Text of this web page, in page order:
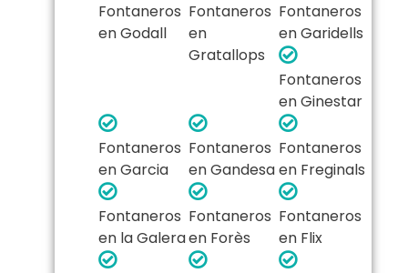
Fontaneros
en Godall
Fontaneros
en
Gratallops
Fontaneros
en Garidells
Fontaneros
en Ginestar
Fontaneros
en Garcia
Fontaneros
en Gandesa
Fontaneros
en Freginals
Fontaneros
en la Galera
Fontaneros
en Forès
Fontaneros
en Flix